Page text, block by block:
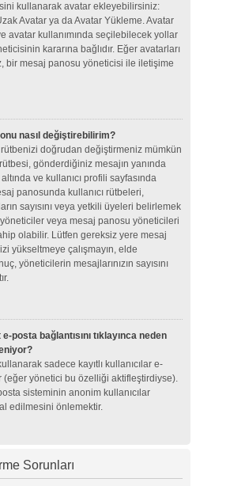
kullanarak avatar ekleyebilirsiniz:
Avatar ya da Avatar Yükleme. Avatar
avatar kullanımında seçilebilecek yollar
kararına bağlıdır. Eğer avatarları
bir mesaj panosu yöneticisi ile iletişime
nasıl değiştirebilirim?
rütbenizi doğrudan değiştirmeniz mümkün
gönderdiğiniz mesajın yanında
ve kullanıcı profili sayfasında
panosunda kullanıcı rütbeleri,
sayısını veya yetkili üyeleri belirlemek
yöneticiler veya mesaj panosu yöneticileri
olabilir. Lütfen gereksiz yere mesaj
yükseltmeye çalışmayın, elde
yöneticilerin mesajlarınızın sayısını
posta bağlantısını tıklayınca neden
sadece kayıtlı kullanıcılar e-
(eğer yönetici bu özelliği aktifleştirdiyse).
sisteminin anonim kullanıcılar
edilmesini önlemektir.
Sorunları